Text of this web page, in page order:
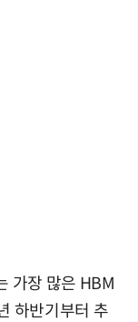
가장 많은 HBM
하반기부터 추